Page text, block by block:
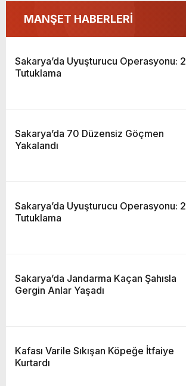
MANŞET HABERLERİ
Sakarya’da Uyuşturucu Operasyonu: 2
Tutuklama
Sakarya’da 70 Düzensiz Göçmen
Yakalandı
Sakarya’da Uyuşturucu Operasyonu: 2
Tutuklama
Sakarya’da Jandarma Kaçan Şahısla
Gergin Anlar Yaşadı
Kafası Varile Sıkışan Köpeğe İtfaiye
Kurtardı